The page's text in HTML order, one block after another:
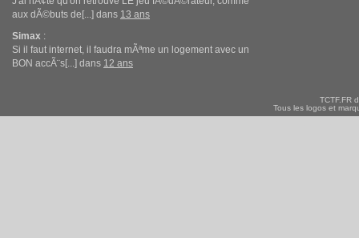
aux dÃ©buts de[...] dans 13 ans
Simax :
Si il faut internet, il faudra mÃªme un logement avec un
BON accÃ¨s[...] dans 12 ans
TCTF.FR
Tous les logos et